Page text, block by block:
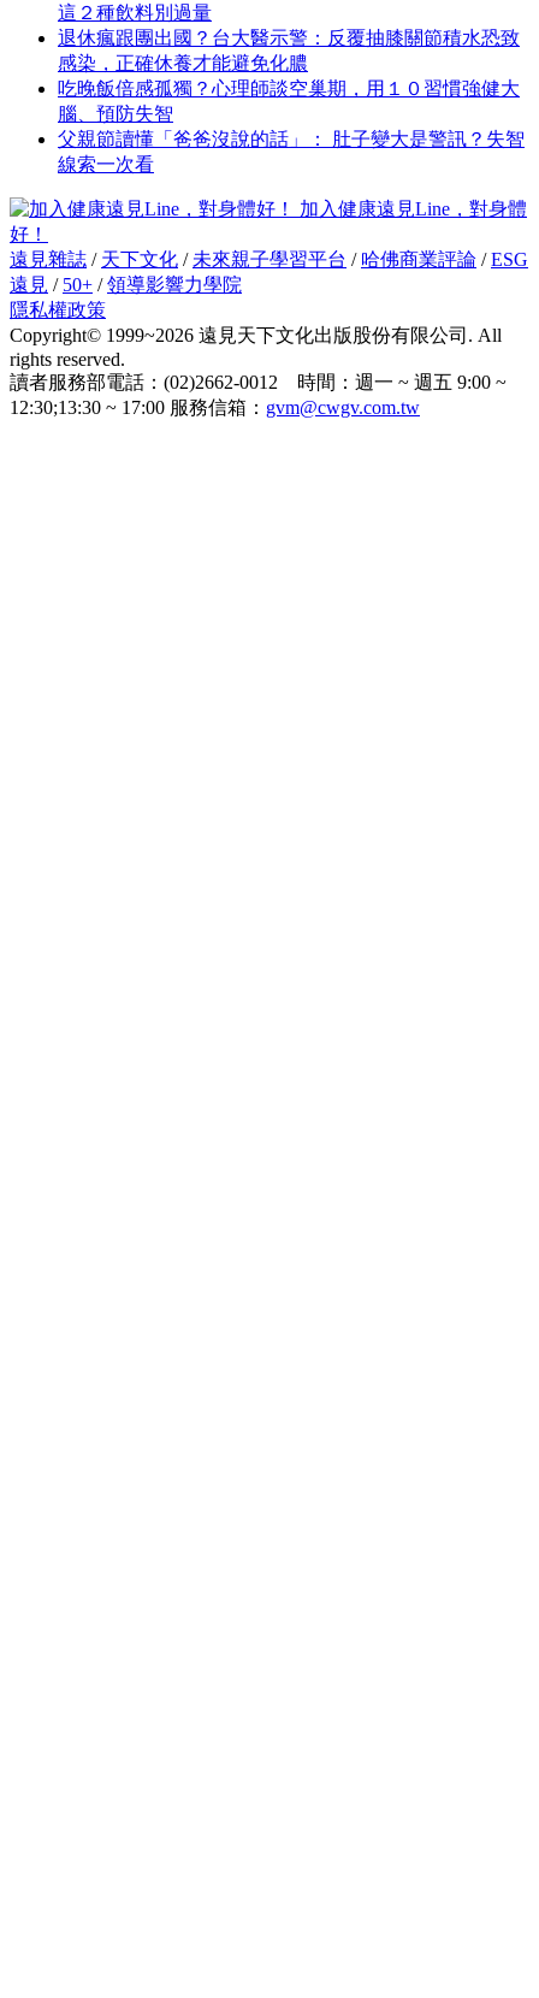
這２種飲料別過量
退休瘋跟團出國？台大醫示警：反覆抽膝關節積水恐致
感染，正確休養才能避免化膿
吃晚飯倍感孤獨？心理師談空巢期，用１０習慣強健大
腦、預防失智
父親節讀懂「爸爸沒說的話」： 肚子變大是警訊？失智
線索一次看
加入健康遠見Line，對身體
好！
遠見雜誌 / 天下文化 / 未來親子學習平台 / 哈佛商業評論 /ESG
遠見 / 50+ /領導影響力學院
隱私權政策
Copyright© 1999~2026 遠見天下文化出版股份有限公司. All
rights reserved.
讀者服務部電話：(02)2662-0012 時間：週一 ~ 週五 9:00 ~
12:30;13:30 ~ 17:00 服務信箱： gvm@cwgv.com.tw